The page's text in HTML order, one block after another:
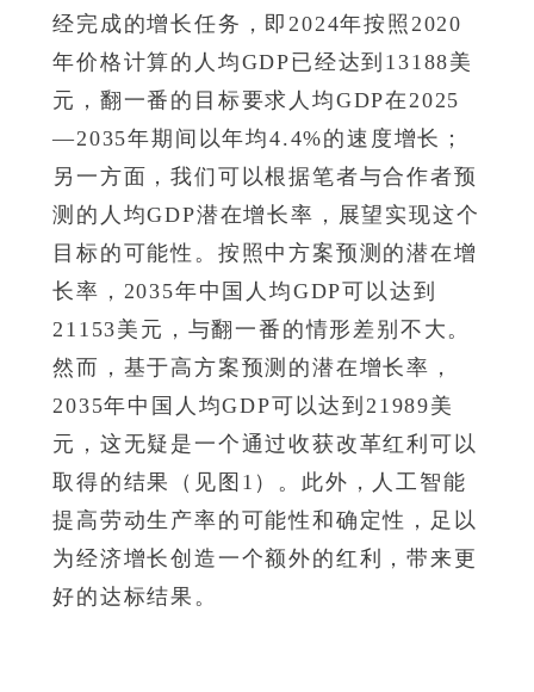
经完成的增长任务，即2024年按照2020
年价格计算的人均GDP已经达到13188美
元，翻一番的目标要求人均GDP在2025
—2035年期间以年均4.4%的速度增长；
另一方面，我们可以根据笔者与合作者预
测的人均GDP潜在增长率，展望实现这个
目标的可能性。按照中方案预测的潜在增
长率，2035年中国人均GDP可以达到
21153美元，与翻一番的情形差别不大。
然而，基于高方案预测的潜在增长率，
2035年中国人均GDP可以达到21989美
元，这无疑是一个通过收获改革红利可以
取得的结果（见图1）。此外，人工智能
提高劳动生产率的可能性和确定性，足以
为经济增长创造一个额外的红利，带来更
好的达标结果。